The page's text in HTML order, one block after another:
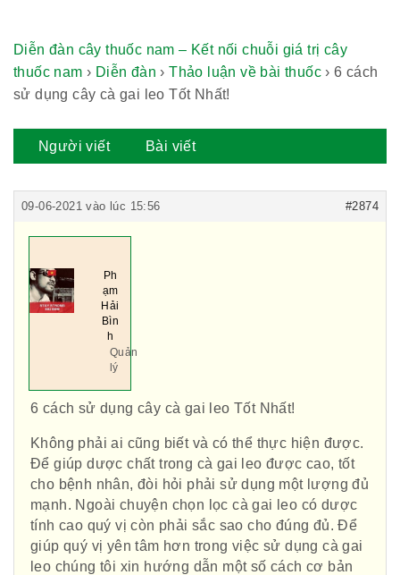
Diễn đàn cây thuốc nam – Kết nối chuỗi giá trị cây
thuốc nam › Diễn đàn › Thảo luận về bài thuốc › 6 cách
sử dụng cây cà gai leo Tốt Nhất!
Người viết Bài viết
09-06-2021 vào lúc 15:56 #2874
Ph
ạm
Hải
Bìn
h
Quản
lý
6 cách sử dụng cây cà gai leo Tốt Nhất!
Không phải ai cũng biết và có thể thực hiện được.
Để giúp dược chất trong cà gai leo được cao, tốt
cho bệnh nhân, đòi hỏi phải sử dụng một lượng đủ
mạnh. Ngoài chuyện chọn lọc cà gai leo có dược
tính cao quý vị còn phải sắc sao cho đúng đủ. Để
giúp quý vị yên tâm hơn trong việc sử dụng cà gai
leo chúng tôi xin hướng dẫn một số cách cơ bản